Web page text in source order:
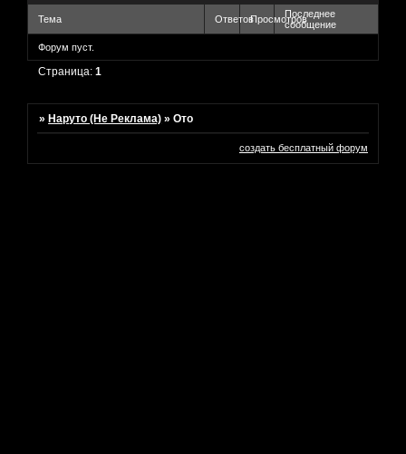
Тема ОтветовПросмотровПоследнее
сообщение
Форум пуст.
Страница:1
» Наруто (Не Реклама) »Ото
создать бесплатный форум